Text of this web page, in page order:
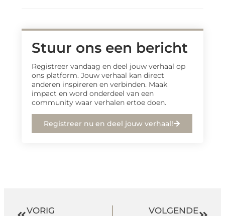
Stuur ons een bericht
Registreer vandaag en deel jouw verhaal op
ons platform. Jouw verhaal kan direct
anderen inspireren en verbinden. Maak
impact en word onderdeel van een
community waar verhalen ertoe doen.
Registreer nu en deel jouw verhaal!
VORIG VOLGENDE